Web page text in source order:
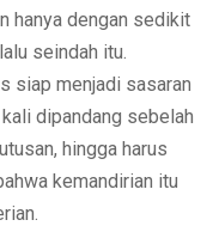
hanya dengan sedikit
seindah itu.
siap menjadi sasaran
dipandang sebelah
hingga harus
kemandirian itu